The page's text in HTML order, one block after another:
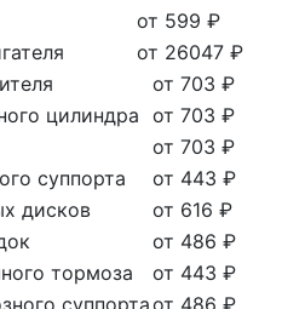
от 599 ₽
от 26047 ₽
от 703 ₽
цилиндра
от 703 ₽
от 703 ₽
суппорта
от 443 ₽
дисков
от 616 ₽
от 486 ₽
тормоза
от 443 ₽
суппортаот 486 ₽